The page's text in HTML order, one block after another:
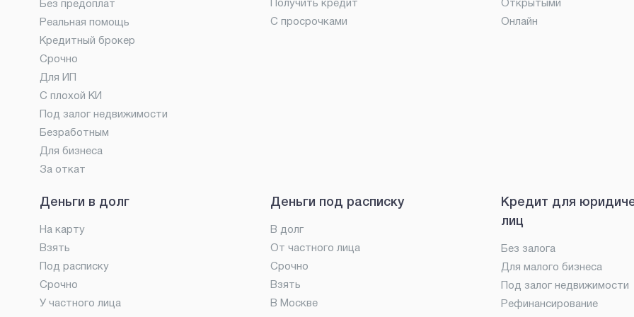
Без предоплат
Реальная помощь
Кредитный брокер
Срочно
Для ИП
С плохой КИ
Под залог недвижимости
Безработным
Для бизнеса
За откат
Получить кредит
С просрочками
Открытыми
Онлайн
Деньги в долг
На карту
Взять
Под расписку
Срочно
У частного лица
Деньги под расписку
В долг
От частного лица
Срочно
Взять
В Москве
Кредит для
лиц
Без залога
Для малого бизнеса
Под залог недвижимости
Рефинансирование